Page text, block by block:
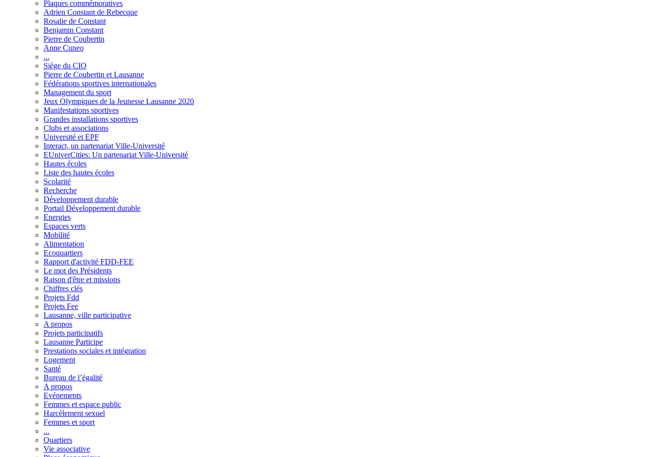
Plaques commémoratives
Adrien Constant de Rebecque
Rosalie de Constant
Benjamin Constant
Pierre de Coubertin
Anne Cuneo
...
Siège du CIO
Pierre de Coubertin et Lausanne
Fédérations sportives internationales
Management du sport
Jeux Olympiques de la Jeunesse Lausanne 2020
Manifestations sportives
Grandes installations sportives
Clubs et associations
Université et EPF
Interact, un partenariat Ville-Université
EUniverCities: Un partenariat Ville-Université
Hautes écoles
Liste des hautes écoles
Scolarité
Recherche
Développement durable
Portail Développement durable
Energies
Espaces verts
Mobilité
Alimentation
Ecoquartiers
Rapport d'activité FDD-FEE
Le mot des Présidents
Raison d'être et missions
Chiffres clés
Projets Fdd
Projets Fee
Lausanne, ville participative
A propos
Projets participatifs
Lausanne Participe
Prestations sociales et intégration
Logement
Santé
Bureau de l’égalité
A propos
Evénements
Femmes et espace public
Harcèlement sexuel
Femmes et sport
...
Quartiers
Vie associative